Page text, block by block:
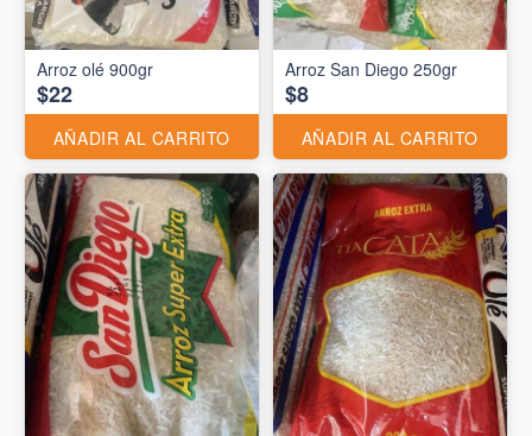
Arroz olé 900gr
$22
AÑADIR AL CARRITO
Arroz San Diego 250gr
$8
AÑADIR AL CARRITO